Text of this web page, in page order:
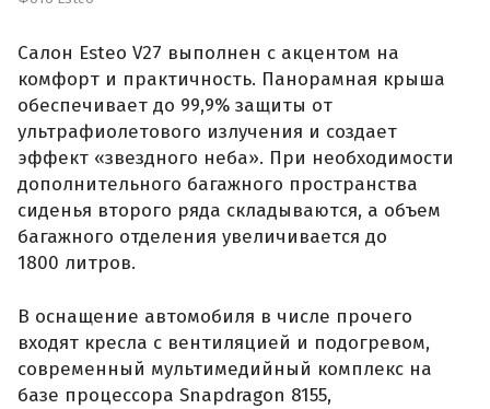
Салон Esteo V27 выполнен с акцентом на
комфорт и практичность. Панорамная крыша
обеспечивает до 99,9% защиты от
ультрафиолетового излучения и создает
эффект «звездного неба». При необходимости
дополнительного багажного пространства
сиденья второго ряда складываются, а объем
багажного отделения увеличивается до
1800 литров.
В оснащение автомобиля в числе прочего
входят кресла с вентиляцией и подогревом,
современный мультимедийный комплекс на
базе процессора Snapdragon 8155,